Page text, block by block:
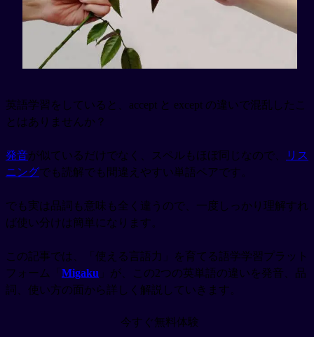
英語学習をしていると、accept と except の違いで混乱したこ
とはありませんか？
発音が似ているだけでなく、スペルもほぼ同じなので、
リス
ニングでも読解でも間違えやすい単語ペアです。
でも実は品詞も意味も全く違うので、一度しっかり理解すれ
ば使い分けは簡単になります。
この記事では、「使える言語力」を育てる語学学習プラット
フォーム「 Migaku 」が、この2つの英単語の違いを発音、品
詞、使い方の面から詳しく解説していきます。
今すぐ無料体験